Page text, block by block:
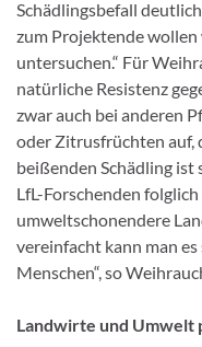
Schädlingsbefall
zum Projektende
untersuchen.“ Für
natürliche Resistenz
zwar auch bei anderen
oder Zitrusfrüchten auf,
beißenden Schädling ist
LfL-Forschenden
umweltschonendere
vereinfacht kann man
Menschen“, so
Landwirte und